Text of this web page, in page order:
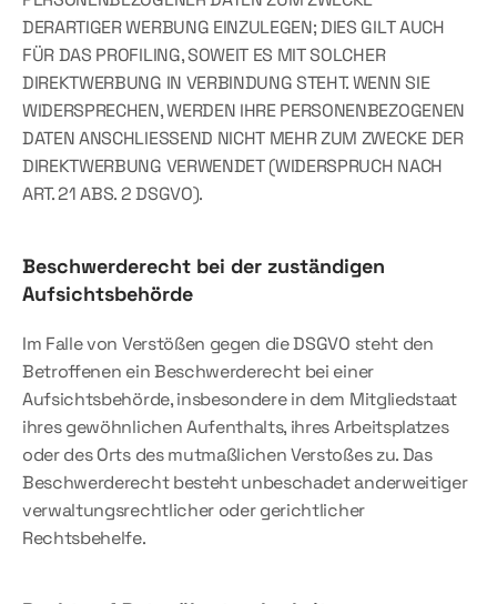
DERARTIGER WERBUNG EINZULEGEN; DIES GILT AUCH
FÜR DAS PROFILING, SOWEIT ES MIT SOLCHER
DIREKTWERBUNG IN VERBINDUNG STEHT. WENN SIE
WIDERSPRECHEN, WERDEN IHRE PERSONENBEZOGENEN
DATEN ANSCHLIESSEND NICHT MEHR ZUM ZWECKE DER
DIREKTWERBUNG VERWENDET (WIDERSPRUCH NACH
ART. 21 ABS. 2 DSGVO).
Beschwerde­recht bei der zuständigen
Aufsichts­behörde
Im Falle von Verstößen gegen die DSGVO steht den
Betroffenen ein Beschwerderecht bei einer
Aufsichtsbehörde, insbesondere in dem Mitgliedstaat
ihres gewöhnlichen Aufenthalts, ihres Arbeitsplatzes
oder des Orts des mutmaßlichen Verstoßes zu. Das
Beschwerderecht besteht unbeschadet anderweitiger
verwaltungsrechtlicher oder gerichtlicher
Rechtsbehelfe.